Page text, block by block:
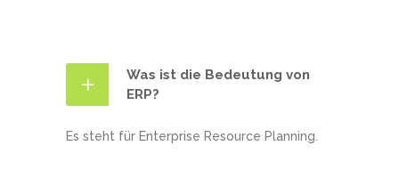
Was ist die Bedeutung von
ERP?
Es steht für Enterprise Resource Planning.